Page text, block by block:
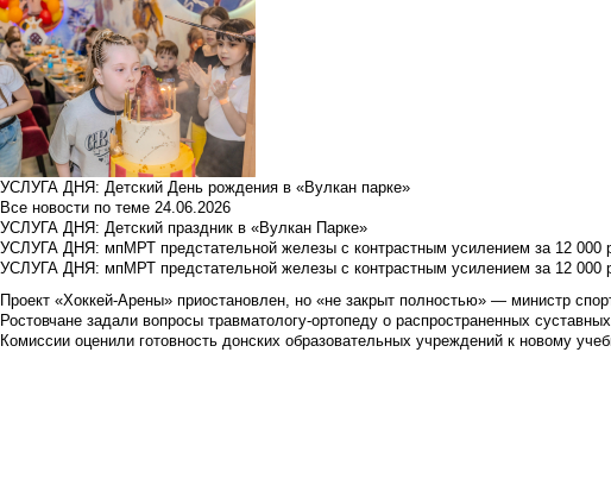
УСЛУГА ДНЯ: Детский День рождения в «Вулкан парке»
Все новости по теме 24.06.2026
УСЛУГА ДНЯ: Детский праздник в «Вулкан Парке»
УСЛУГА ДНЯ: мпМРТ предстательной железы с контрастным усилением за 12 000
УСЛУГА ДНЯ: мпМРТ предстательной железы с контрастным усилением за 12 000
Проект «Хоккей-Арены» приостановлен, но «не закрыт полностью» — министр
Ростовчане задали вопросы травматологу-ортопеду о распространенных
Комиссии оценили готовность донских образовательных учреждений к новому